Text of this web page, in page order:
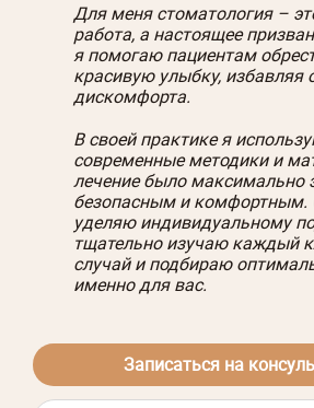
Для меня стоматология –
работа, а настоящее
я помогаю пациентам
красивую улыбку, избавляя
дискомфорта.
В своей практике я
современные методики и
лечение было
безопасным и комфортным.
уделяю индивидуальному
тщательно изучаю каждый
случай и подбираю
именно для вас.
Записаться на